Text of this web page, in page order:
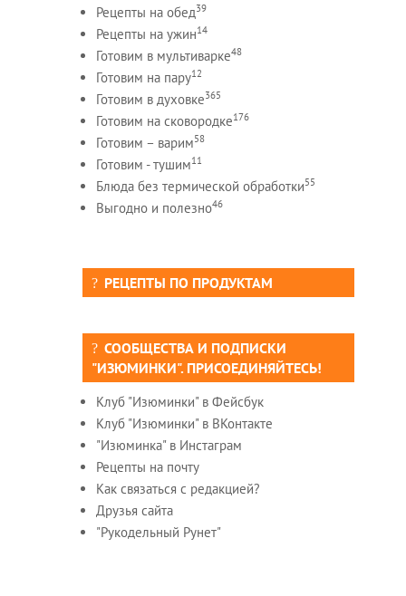
Рецепты на обед39
Рецепты на ужин14
Готовим в мультиварке48
Готовим на пару12
Готовим в духовке365
Готовим на сковородке176
Готовим – варим58
Готовим - тушим11
Блюда без термической обработки55
Выгодно и полезно46
РЕЦЕПТЫ ПО ПРОДУКТАМ
СООБЩЕСТВА И ПОДПИСКИ
"ИЗЮМИНКИ". ПРИСОЕДИНЯЙТЕСЬ!
Клуб "Изюминки" в Фейсбук
Клуб "Изюминки" в ВКонтакте
"Изюминка" в Инстаграм
Рецепты на почту
Как связаться с редакцией?
Друзья сайта
"Рукодельный Рунет"